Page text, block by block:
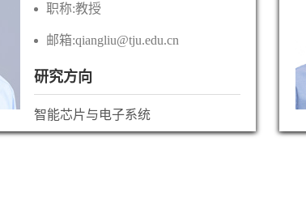
职称:教授
邮箱:qiangliu@tju.edu.cn
研究方向
智能芯片与电子系统